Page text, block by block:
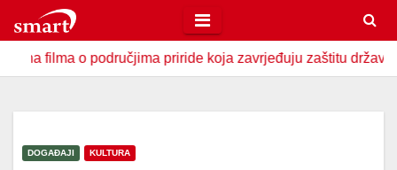
to
contento područjima priride koja zavrjeđuju zaštitu države U
DOGAĐAJI KULTURA